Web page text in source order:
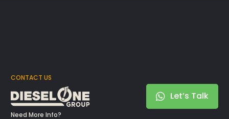
CONTACT US
Need More Info?
Let’s Talk